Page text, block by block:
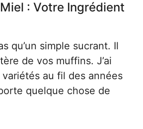
: Votre Ingrédient
qu’un simple sucrant. Il
de vos muffins. J’ai
au fil des années
quelque chose de